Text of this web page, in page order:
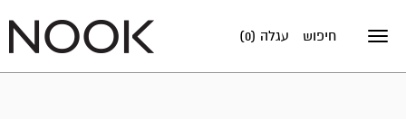
Toggle
עגלה (0) חיפוש